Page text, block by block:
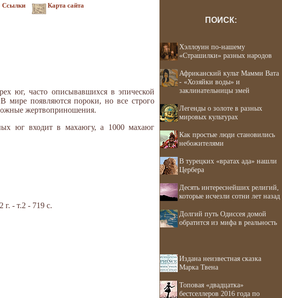
Ссылки Карта сайта
юг, часто описывавшихся в эпической
мире появляются пороки, но все строго
жертвоприношения.
юг входит в махаюгу, а 1000 махаюг
- т.2 - 719 с.
ПОИСК:
Хэллоуин по-нашему
«Страшилки» разных народов
Африканский культ Мамми Вата
- «Хозяйки воды» и
заклинательницы змей
Легенды о золоте в разных
мировых культурах
Как простые люди становились
небожителями
В турецких «вратах ада» нашли
Цербера
Десять интереснейших религий,
которые исчезли сотни лет назад
Долгий путь Одиссея домой
обратится из мифа в реальность
Издана неизвестная сказка
Марка Твена
Топовая «двадцатка»
бестселлеров 2016 года по